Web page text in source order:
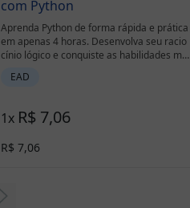
com Python
Aprenda Python de forma rápida e prática
em apenas 4 horas. Desenvolva seu racio
cínio lógico e conquiste as habilidades mai
EAD
1x R$ 7,06
R$ 7,06